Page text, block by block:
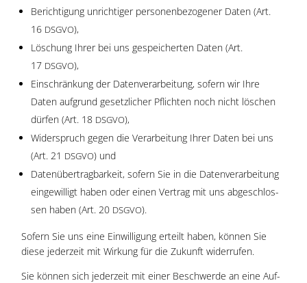
Berich­ti­gung unrich­ti­ger per­so­nen­be­zo­ge­ner Daten (Art.
16 DSGVO),
Löschung Ihrer bei uns gespei­cher­ten Daten (Art.
17 DSGVO),
Ein­schrän­kung der Daten­ver­ar­bei­tung, sofern wir Ihre
Daten auf­grund gesetz­li­cher Pflich­ten noch nicht löschen
dür­fen (Art. 18 DSGVO),
Wider­spruch gegen die Ver­ar­bei­tung Ihrer Daten bei uns
(Art. 21 DSGVO) und
Daten­über­trag­bar­keit, sofern Sie in die Daten­ver­ar­bei­tung
ein­ge­wil­ligt haben oder einen Ver­trag mit uns abge­schlos­
sen haben (Art. 20 DSGVO).
Sofern Sie uns eine Ein­wil­li­gung erteilt haben, kön­nen Sie
die­se jeder­zeit mit Wir­kung für die Zukunft widerrufen.
Sie kön­nen sich jeder­zeit mit einer Beschwer­de an eine Auf­